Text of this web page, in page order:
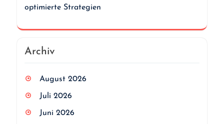
optimierte Strategien
Archiv
August 2026
Juli 2026
Juni 2026